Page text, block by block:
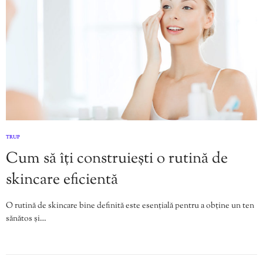
TRUP
Cum să îți construiești o rutină de
skincare eficientă
O rutină de skincare bine definită este esențială pentru a obține un ten
sănătos și…